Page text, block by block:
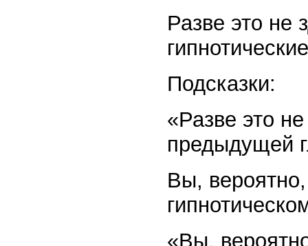
Разве это не
Подсказки:
«Разве это
предыдущей
Вы, вероятно,
«Вы,